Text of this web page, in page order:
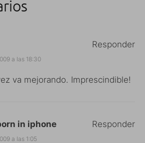
a las 18:30
va mejorando. Imprescindible!
Responder
in iphone
a las 1:05
Responder